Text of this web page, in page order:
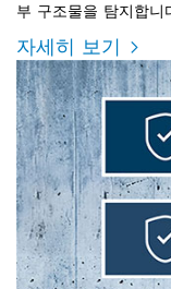
부 구조물을 탐지합니
자세히 보기